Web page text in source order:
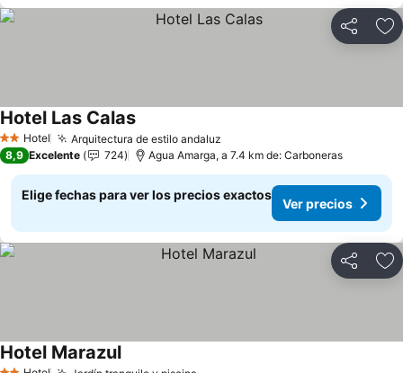
Compartir
2 Estrellas
Hotel Arquitectura de estilo andaluz
Hotel Las Calas
8,9 Excelente 724 Agua Amarga, a 7.4 km de: Carboneras
Elige fechas para ver los precios exactos
Ver precios
Compartir
Hotel Marazul